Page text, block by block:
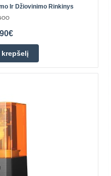
spausdintuvas yra
Ir Džiovinimo Rinkinys